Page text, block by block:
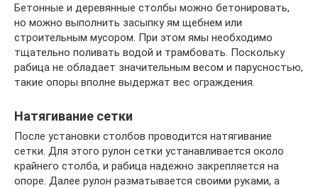
Бетонные и деревянные столбы можно бетонировать,
но можно выполнить засыпку ям щебнем или
строительным мусором. При этом ямы необходимо
тщательно поливать водой и трамбовать. Поскольку
рабица не обладает значительным весом и парусностью,
такие опоры вполне выдержат вес ограждения.
Натягивание сетки
После установки столбов проводится натягивание
сетки. Для этого рулон сетки устанавливается около
крайнего столба, и рабица надежно закрепляется на
опоре. Далее рулон разматывается своими руками, а